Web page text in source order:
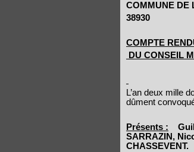
COMMUNE DE
38930
COMPTE
DU CONSEIL
L’an deux mille
dûment
Présents :
SARRAZIN,
CHASSEVENT.